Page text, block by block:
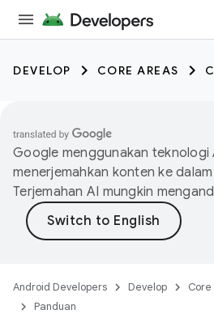
DEVELOP CORE AREAS
Google menggunakan teknologi
menerjemahkan konten ke
Terjemahan AI mungkin
Android Developers Develop
Panduan